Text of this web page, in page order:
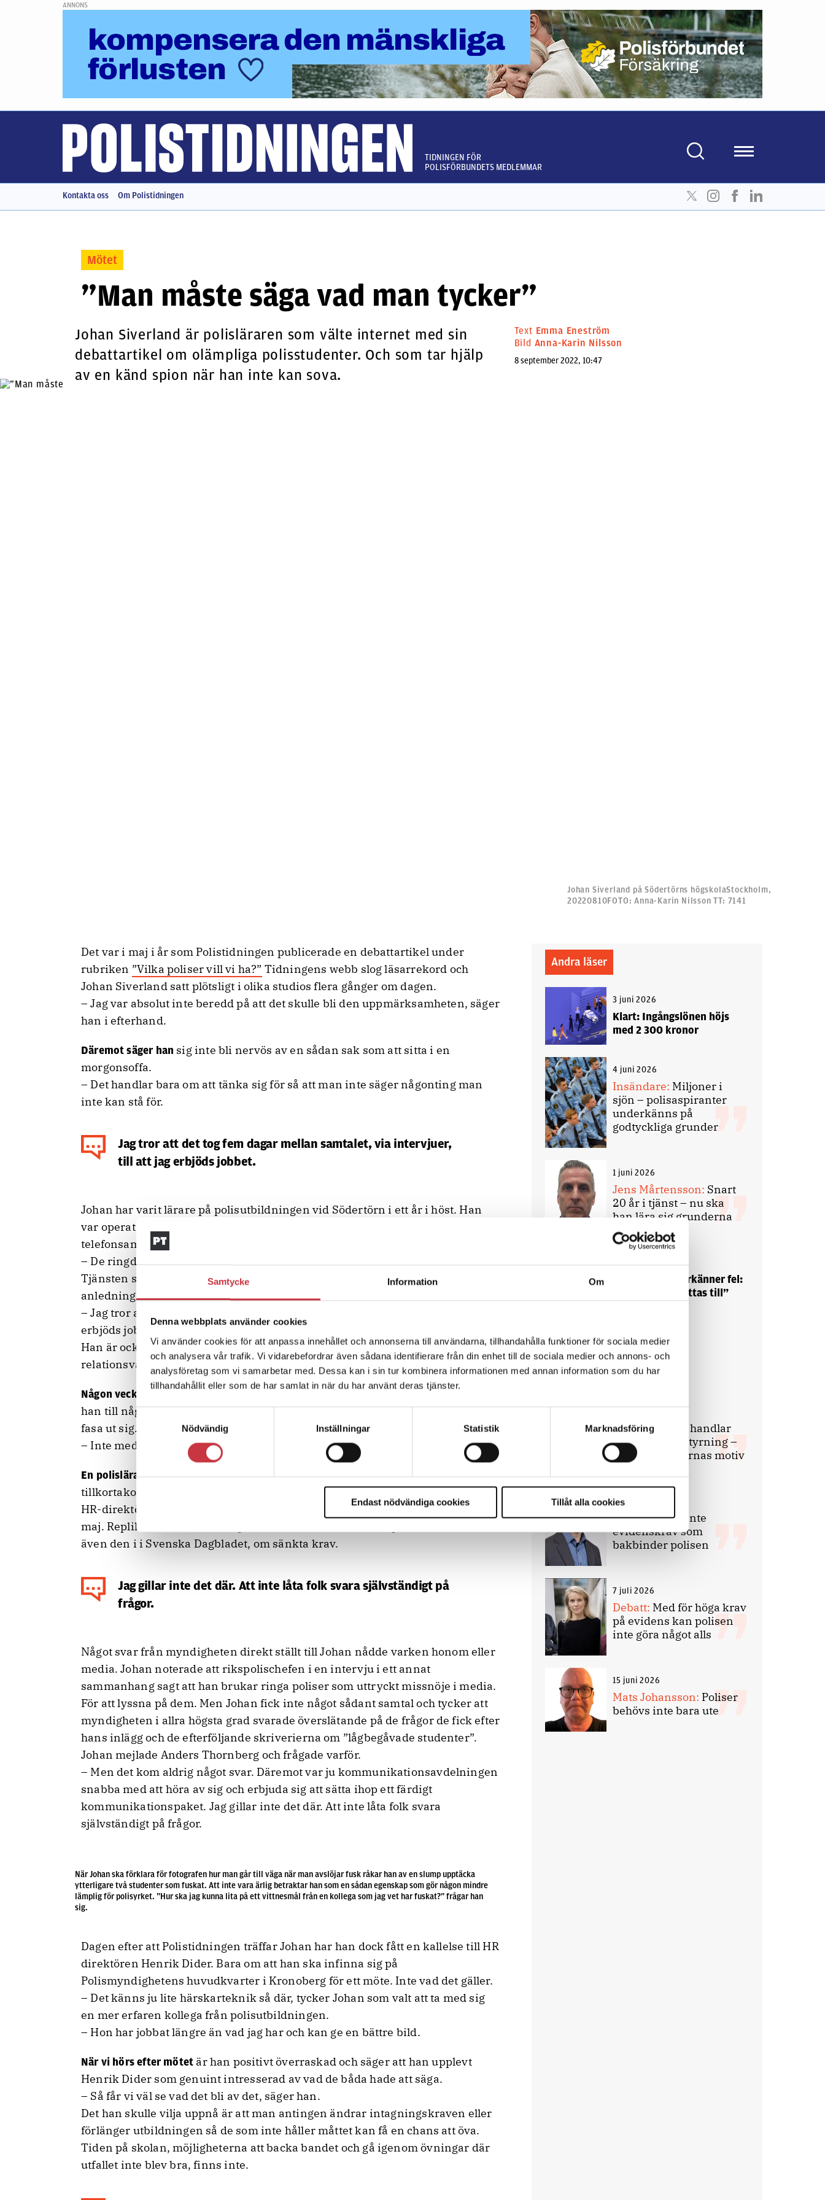
Samtycke Information Om
Denna webbplats använder cookies
Vi använder cookies för att anpassa innehållet och annonserna till användarna, tillhandahålla funktioner för sociala medier
och analysera vår trafik. Vi vidarebefordrar även sådana identifierare från din enhet till de sociala medier och annons- och
analysföretag som vi samarbetar med. Dessa kan i sin tur kombinera informationen med annan information som du har
tillhandahållit eller som de har samlat in när du har använt deras tjänster.
Samtyckesval
Nödvändig
Inställningar Statistik Marknadsföring
Endast nödvändiga cookies Tillåt alla cookies
ANNONS
TIDNINGEN FÖR
POLISFÖRBUNDETS MEDLEMMAR
Kontakta oss Om Polistidningen
Mötet
”Man måste säga vad man tycker”
Johan Siverland är polisläraren som välte internet med sin
debattartikel om olämpliga polisstudenter. Och som tar hjälp
av en känd spion när han inte kan sova.
Text Emma Eneström
Bild Anna-Karin Nilsson
8 september 2022, 10:47
Johan Siverland på Södertörns högskolaStockholm,
20220810FOTO: Anna-Karin Nilsson TT: 7141
Det var i maj i år som Polistidningen publicerade en debattartikel under
rubriken ”Vilka poliser vill vi ha?” Tidningens webb slog läsarrekord och
Johan Siverland satt plötsligt i olika studios flera gånger om dagen.
– Jag var absolut inte beredd på att det skulle bli den uppmärksamheten, säger
han i efterhand.
Däremot säger han sig inte bli nervös av en sådan sak som att sitta i en
morgonsoffa.
– Det handlar bara om att tänka sig för så att man inte säger någonting man
inte kan stå för.
Jag tror att det tog fem dagar mellan samtalet, via intervjuer,
till att jag erbjöds jobbet.
Johan har varit lärare på polisutbildningen vid Södertörn i ett år i höst. Han
var operativ koordinator för utredningen i Södertälje när han fick ett
telefonsamtal.
– De ringde upp mig efter att en gammal kollega rekommenderat mig.
Tjänsten som ämnesansvarig lärare i trafikens juridik hade av olika
anledningar hastigt blivit vakant.
– Jag tror att det tog fem dagar mellan samtalet, via intervjuer, till att jag
erbjöds jobbet.
Han är också lärare i förhör och brottsutredningens psykologi samt
relationsvåld.
Någon vecka in i debatten och mediaaktiviteten som Johans artikel utlöste sa
han till någon av de journalister som kontaktade honom att han ville försöka
fasa ut sig. Men sen har han konstaterat att frågan inte är död.
– Inte med tanke på hur Polismyndigheten bemötte det här.
En polislärare som”anekdotiskt återgett några studenters
tillkortakommanden”. Så beskrivs Johan av Polismyndighetens dåvarande
HR-direktör Henrik Dider
i en replik i Svenska Dagbladetsom publicerades i
maj. Repliken är inte ett svar på Johans debattartikel utan på en ledartext,
även den i i Svenska Dagbladet, om sänkta krav.
Jag gillar inte det där. Att inte låta folk svara självständigt på
frågor.
Något svar från myndigheten direkt ställt till Johan nådde varken honom eller
media. Johan noterade att rikspolischefen i en intervju i ett annat
sammanhang sagt att han brukar ringa poliser som uttryckt missnöje i media.
För att lyssna på dem. Men Johan fick inte något sådant samtal och tycker att
myndigheten i allra högsta grad svarade överslätande på de frågor de fick efter
hans inlägg och de efterföljande skriverierna om ”lågbegåvade studenter”.
Johan mejlade Anders Thornberg och frågade varför.
– Men det kom aldrig något svar. Däremot var ju kommunikationsavdelningen
snabba med att höra av sig och erbjuda sig att sätta ihop ett färdigt
kommunikationspaket. Jag gillar inte det där. Att inte låta folk svara
självständigt på frågor.
När Johan ska förklara för fotografen hur man går till väga när man avslöjar fusk råkar han av en slump upptäcka
ytterligare två studenter som fuskat. Att inte vara ärlig betraktar han som en sådan egenskap som gör någon mindre
lämplig för polisyrket. ”Hur ska jag kunna lita på ett vittnesmål från en kollega som jag vet har fuskat?” frågar han
sig.
Dagen efter att Polistidningen träffar Johan har han dock fått en kallelse till HR
direktören Henrik Dider. Bara om att han ska infinna sig på
Polismyndighetens huvudkvarter i Kronoberg för ett möte. Inte vad det gäller.
– Det känns ju lite härskarteknik så där, tycker Johan som valt att ta med sig
en mer erfaren kollega från polisutbildningen.
– Hon har jobbat längre än vad jag har och kan ge en bättre bild.
När vi hörs efter mötet är han positivt överraskad och säger att han upplevt
Henrik Dider som genuint intresserad av vad de båda hade att säga.
– Så får vi väl se vad det bli av det, säger han.
Det han skulle vilja uppnå är att man antingen ändrar intagningskraven eller
förlänger utbildningen så de som inte håller måttet kan få en chans att öva.
Tiden på skolan, möjligheterna att backa bandet och gå igenom övningar där
utfallet inte blev bra, finns inte.
Andra läser
3 juni 2026
Klart: Ingångslönen höjs
med 2 300 kronor
4 juni 2026
Insändare: Miljoner i
sjön – polisaspiranter
underkänns på
godtyckliga grunder
1 juni 2026
Jens Mårtensson: Snart
20 år i tjänst – nu ska
han lära sig grunderna
4 juni 2026
Polisregionen erkänner fel:
”Kommer att rättas till”
Debatt
Slutreplik:
Det handlar
om kunskapsstyrning –
inte om forskarnas motiv
8 juli 2026
Replik:Det är inte
evidenskrav som
bakbinder polisen
7 juli 2026
Debatt: Med för höga krav
på evidens kan polisen
inte göra något alls
15 juni 2026
Mats Johansson: Poliser
behövs inte bara ute